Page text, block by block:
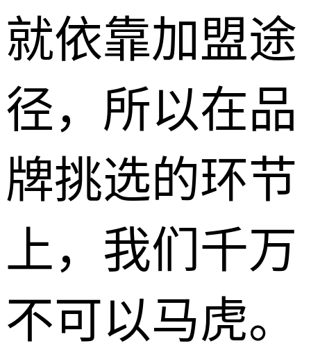
就依靠加盟途
径，所以在品
牌挑选的环节
上，我们千万
不可以马虎。